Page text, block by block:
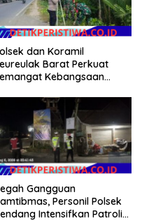
dan Koramil
Barat Perkuat
Kebangsaan
Merah Putih
Gangguan
Personil Polsek
Intensifkan Patroli